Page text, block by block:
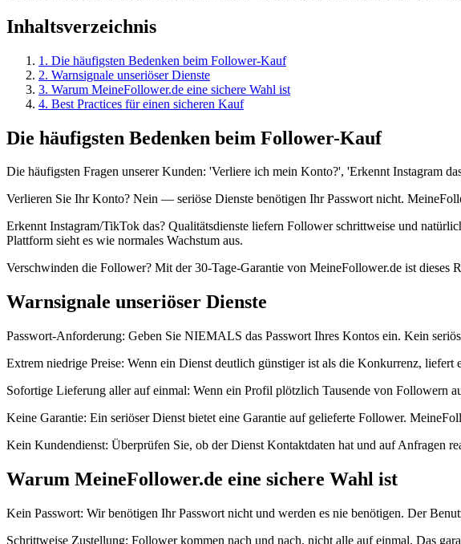
Inhaltsverzeichnis
1 . Die häufigsten Bedenken beim Follower-Kauf
2. Warnsignale unseriöser Dienste
3. Warum MeineFollower.de eine sichere Wahl ist
4. Best Practices für einen sicheren Kauf
Die häufigsten Bedenken beim Follower-Kauf
Die häufigsten Fragen unserer Kunden: 'Verliere ich mein Konto?', 'Erkennt Instagram
Verlieren Sie Ihr Konto? Nein — seriöse Dienste benötigen Ihr Passwort nicht.
Erkennt Instagram/TikTok das? Qualitätsdienste liefern Follower schrittweise und
Plattform sieht es wie normales Wachstum aus.
Verschwinden die Follower? Mit der 30-Tage-Garantie von MeineFollower.de ist
Warnsignale unseriöser Dienste
Passwort-Anforderung: Geben Sie NIEMALS das Passwort Ihres Kontos ein. Kein
Extrem niedrige Preise: Wenn ein Dienst deutlich günstiger ist als die Konkurrenz,
Sofortige Lieferung aller auf einmal: Wenn ein Profil plötzlich Tausende von Followern
Keine Garantie: Ein seriöser Dienst bietet eine Garantie auf gelieferte Follower.
Kein Kundendienst: Überprüfen Sie, ob der Dienst Kontaktdaten hat und auf Anfragen
Warum MeineFollower.de eine sichere Wahl ist
Kein Passwort: Wir benötigen Ihr Passwort nicht und werden es nie benötigen. Der
Schrittweise Zustellung: Follower kommen nach und nach, nicht alle auf einmal. Das